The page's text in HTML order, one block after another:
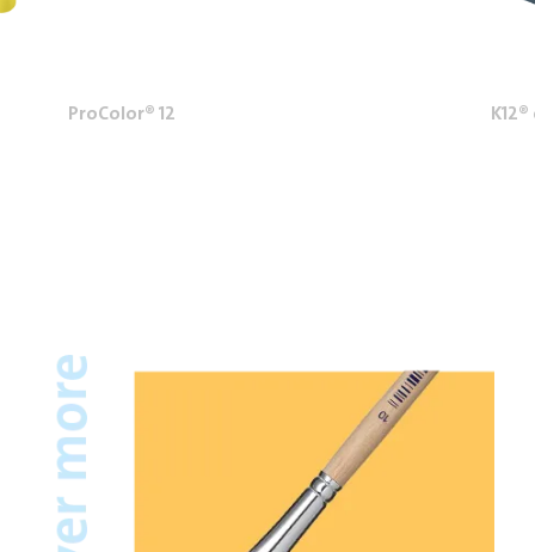
ProColor® 12